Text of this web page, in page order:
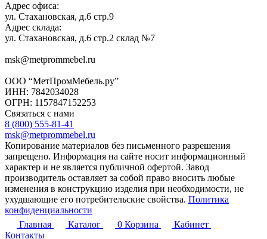
Адрес офиса:
ул. Стахановская, д.6 стр.9
Адрес склада:
ул. Стахановская, д.6 стр.2 склад №7
msk@metprommebel.ru
ООО “МетПромМебель.ру”
ИНН: 7842034028
ОГРН: 1157847152253
Связаться с нами
8 (800) 555-81-41
msk@metprommebel.ru
Копирование материалов без письменного разрешения
запрещено. Информация на сайте носит информационный
характер и не является публичной офертой. Завод
производитель оставляет за собой право вносить любые
изменения в конструкцию изделия при необходимости, не
ухудшающие его потребительские свойства. Политика
конфиденциальности
Главная
Каталог 0 Корзина
Кабинет
Контакты